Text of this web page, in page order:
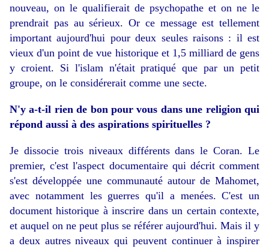
nouveau, on le qualifierait de psychopathe et on ne le
prendrait pas au sérieux. Or ce message est tellement
important aujourd'hui pour deux seules raisons : il est
vieux d'un point de vue historique et 1,5 milliard de gens
y croient. Si l'islam n'était pratiqué que par un petit
groupe, on le considérerait comme une secte.
N'y a-t-il rien de bon pour vous dans une religion qui
répond aussi à des aspirations spirituelles ?
Je dissocie trois niveaux différents dans le Coran. Le
premier, c'est l'aspect documentaire qui décrit comment
s'est développée une communauté autour de Mahomet,
avec notamment les guerres qu'il a menées. C'est un
document historique à inscrire dans un certain contexte,
et auquel on ne peut plus se référer aujourd'hui. Mais il y
a deux autres niveaux qui peuvent continuer à inspirer